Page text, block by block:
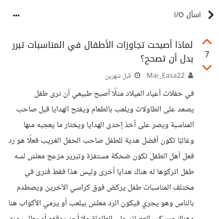
اسأل I/O
7
لماذا أصبحت تجاوزات الأطفال في المناسبات تبرر
بدل أن تصحح؟
قبل شهرين
في حفلات أعياد الميلاد مثلًا أصبح طبيعي أن نرى طفل
يصعد على الطاولات ويلعب بالطعام ويفتح الهدايا قبل صاحب
المناسبة ويصر على أخذ إحدى الهدايا ويختار ما يعجبه منها
وغالبًا تكون أفضل هدية للطفل صاحب الحفل الغريب فعلًا هو رد
فعل أهل الطفل تكون ضحكة مستفزة وتبرير مزعج معلش لسه
طفل اتركوها له هناك هدايا أخرى وليس هذا فقط فنرى في
مختلف المناسبات طفل يركض فوق كراسي الآخرين ويصطدم
بالناس وهو يجري فيكون الرد معلش بيلعب أو يرمي الأكواب هنا